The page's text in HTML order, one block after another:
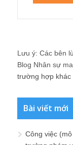
Lưu ý: Các bên
Blog Nhân sự
trường hợp khác
Bài viết mới
Công việc